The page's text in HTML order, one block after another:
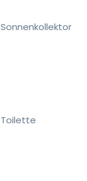
Sonnenkollektor
Toilette